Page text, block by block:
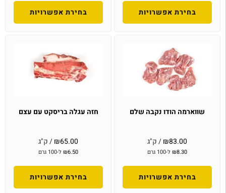
בחירת אפשרויות בחירת אפשרויות
שווארמה הודו נקבה שלם
₪83.00 / ק"ג
₪8.30 ל-100 גרם
בחירת אפשרויות
חזה עגלה בריסקט עם עצם
₪65.00 / ק"ג
₪6.50 ל-100 גרם
בחירת אפשרויות